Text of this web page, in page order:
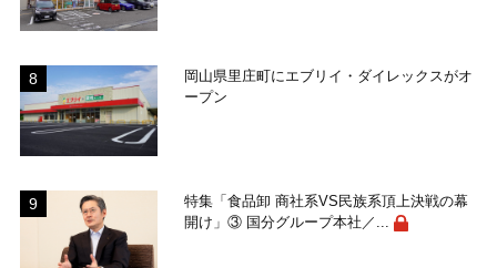
岡山県里庄町にエブリイ・ダイレックスがオ
ープン
特集「食品卸 商社系VS民族系頂上決戦の幕
開け」③ 国分グループ本社／...